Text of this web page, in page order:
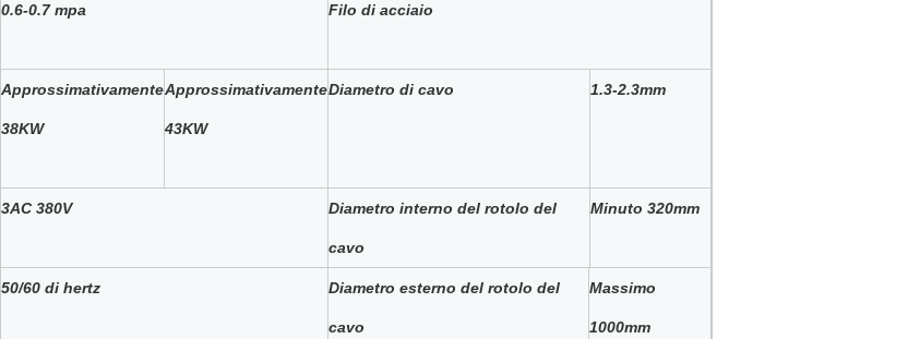
0.6-0.7 mpa Filo di acciaio
Approssimativamente
38KW
Approssimativamente
43KW
Diametro di cavo 1.3-2.3mm
3AC 380V Diametro interno del rotolo del
cavo
Minuto 320mm
50/60 di hertz Diametro esterno del rotolo del
cavo
Massimo
1000mm